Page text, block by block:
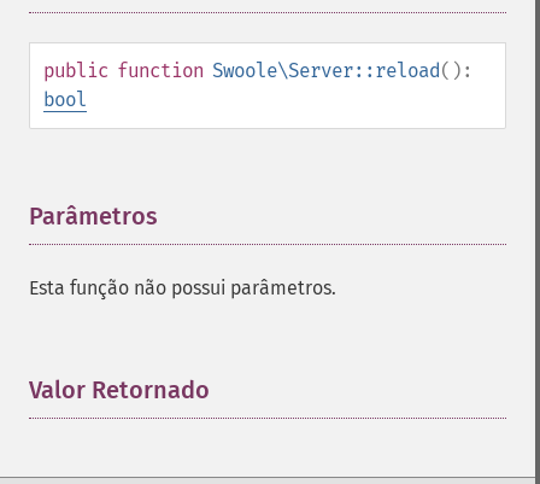
public function Swoole\Server::reload():
bool
Parâmetros
Esta função não possui parâmetros.
Valor Retornado